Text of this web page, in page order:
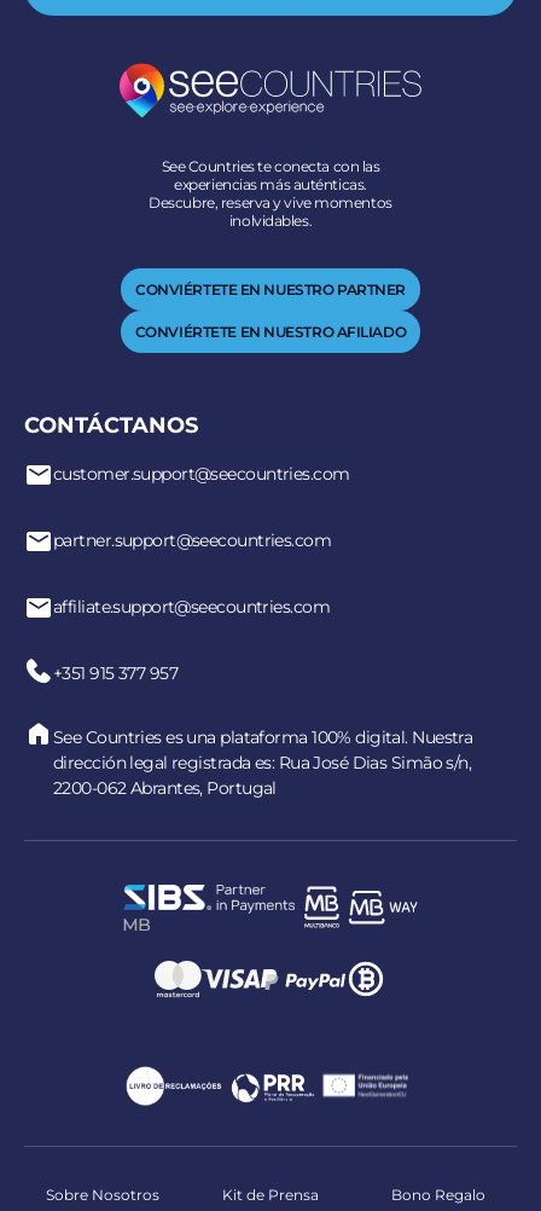
See Countries te conecta con las
experiencias más auténticas.
Descubre, reserva y vive momentos
inolvidables.
CONVIÉRTETE EN NUESTRO PARTNER
CONVIÉRTETE EN NUESTRO AFILIADO
CONTÁCTANOS
customer.support@seecountries.com
partner.support@seecountries.com
affiliate.support@seecountries.com
+351 915 377 957
See Countries es una plataforma 100% digital. Nuestra
dirección legal registrada es: Rua José Dias Simão s/n,
2200-062 Abrantes, Portugal
Sobre Nosotros Kit de Prensa Bono Regalo